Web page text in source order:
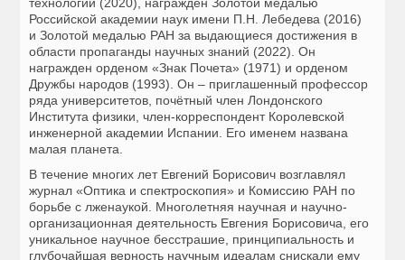
Российской академии наук имени П.Н. Лебедева (2016)
и Золотой медалью РАН за выдающиеся достижения в
области пропаганды научных знаний (2022). Он
награжден орденом «Знак Почета» (1971) и орденом
Дружбы народов (1993). Он – приглашенный профессор
ряда университетов, почётный член Лондонского
Института физики, член-корреспондент Королевской
инженерной академии Испании. Его именем названа
малая планета.
В течение многих лет Евгений Борисович возглавлял
журнал «Оптика и спектроскопия» и Комиссию РАН по
борьбе с лженаукой. Многолетняя научная и научно-
организационная деятельность Евгения Борисовича, его
уникальное научное бесстрашие, принципиальность и
глубочайшая верность научным идеалам снискали ему